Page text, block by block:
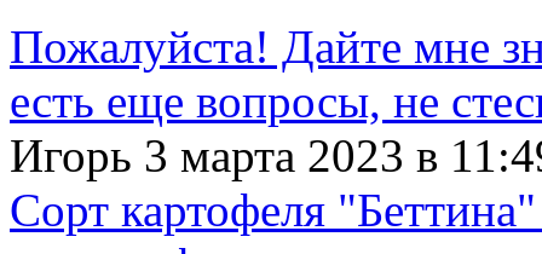
Пожалуйста! Дайте мне
есть еще вопросы, не
Игорь 3 марта 2023 в
Сорт картофеля